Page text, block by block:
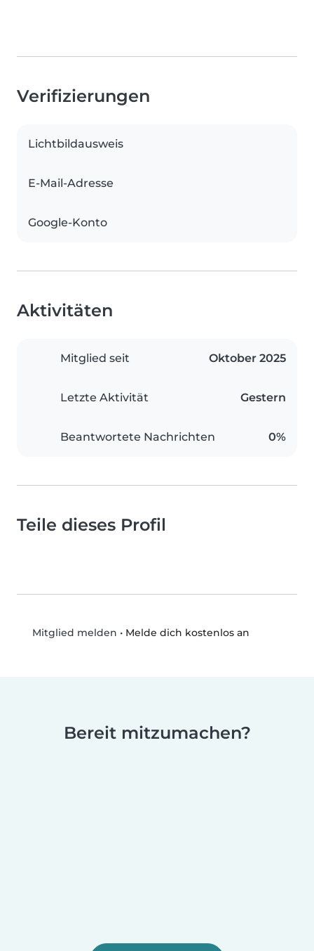
Verifizierungen
Lichtbildausweis
E-Mail-Adresse
Google-Konto
Aktivitäten
Mitglied seit Oktober 2025
Letzte Aktivität Gestern
Beantwortete Nachrichten 0%
Teile dieses Profil
Mitglied melden • Melde dich kostenlos an
Bereit mitzumachen?